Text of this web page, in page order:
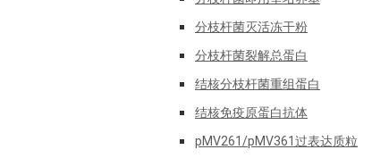
分枝杆菌灭活冻干粉
分枝杆菌裂解总蛋白
结核分枝杆菌重组蛋白
结核免疫原蛋白抗体
pMV261/pMV361过表达质粒